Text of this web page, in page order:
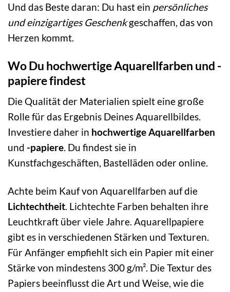
Und das Beste daran: Du hast ein persönliches
und einzigartiges Geschenkgeschaffen, das von
Herzen kommt.
Wo Du hochwertige Aquarellfarben und -
papiere findest
Die Qualität der Materialien spielt eine große
Rolle für das Ergebnis Deines Aquarellbildes.
Investiere daher in hochwertige Aquarellfarben
und -papiere. Du findest sie in
Kunstfachgeschäften, Bastelläden oder online.
Achte beim Kauf von Aquarellfarben auf die
Lichtechtheit. Lichtechte Farben behalten ihre
Leuchtkraft über viele Jahre. Aquarellpapiere
gibt es in verschiedenen Stärken und Texturen.
Für Anfänger empfiehlt sich ein Papier mit einer
Stärke von mindestens 300 g/m². Die Textur des
Papiers beeinflusst die Art und Weise, wie die